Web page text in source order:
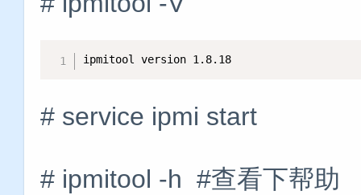
ipmitool version 1.8.18
# service ipmi start
# ipmitool -h #查看下帮助